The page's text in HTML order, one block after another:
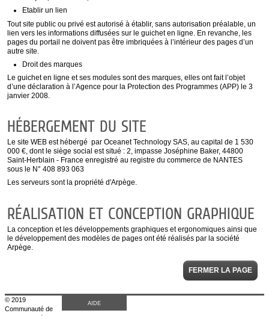
Etablir un lien
Tout site public ou privé est autorisé à établir, sans autorisation préalable, un
lien vers les informations diffusées sur le guichet en ligne. En revanche, les
pages du portail ne doivent pas être imbriquées à l’intérieur des pages d’un
autre site.
Droit des marques
Le guichet en ligne et ses modules sont des marques, elles ont fait l’objet
d’une déclaration à l’Agence pour la Protection des Programmes (APP) le 3
janvier 2008.
HÉBERGEMENT DU SITE
Le site WEB est hébergé par Oceanet Technology SAS, au capital de 1 530
000 €, dont le siège social est situé : 2, impasse Joséphine Baker, 44800
Saint-Herblain - France enregistré au registre du commerce de NANTES
sous le N° 408 893 063
Les serveurs sont la propriété d'Arpège.
RÉALISATION ET CONCEPTION GRAPHIQUE
La conception et les développements graphiques et ergonomiques ainsi que
le développement des modèles de pages ont été réalisés par la société
Arpège.
FERMER LA PAGE
© 2019
Communauté de
AIDE